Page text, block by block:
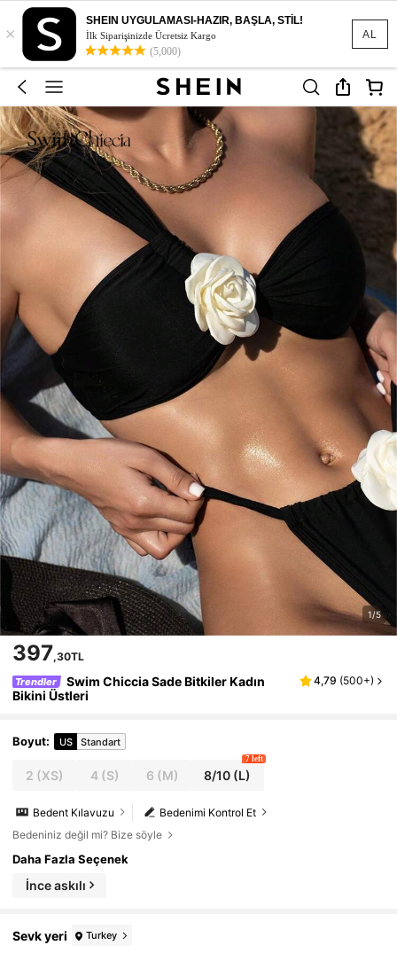
AL
×
SHEIN UYGULAMASI-HAZIR, BAŞLA, STİL!
İlk Siparişinizde Ücretsiz Kargo
(5,000)
1/5
397,30TL
Trendler
Swim Chiccia Sade Bitkiler Kadın
Bikini Üstleri
4,79 (500+)
Boyut: US Standart
2 (XS) 4(S) 6 (M) 8/10 (L)
7 left
Bedenimi Kontrol Et
Bedent Kılavuzu
Bedeniniz değil mi? Bize söyle
Daha Fazla Seçenek
İnce askılı
Sevk yeri Turkey